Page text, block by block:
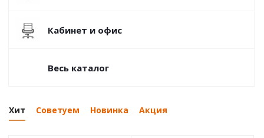
Кабинет и офис
Весь каталог
Хит Советуем Новинка Акция